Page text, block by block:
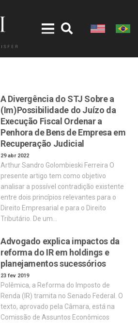
A Divergência do STJ Sobre a
(Im)Possibilidade do Juízo da
Execução Fiscal Ordenar a
Penhora de Bens de Empresa em
Recuperação Judicial
29 abr 2022
Arthur Sandro Golombieski Ferreira O
presente artigo tem como objetivo
analisar a possível contradição existente
entre dois princípios relevantes para o
Direito Empresarial e para o Direito
Tributário. De um…
Advogado explica impactos da
reforma do IR em holdings e
planejamentos sucessórios
23 fev 2019
Polêmica, a Reforma do Imposto de
Renda (IR) tramita no Senado Federal. O
texto, aprovado pela Câmara, está na
Comissão de Assuntos Econômicos